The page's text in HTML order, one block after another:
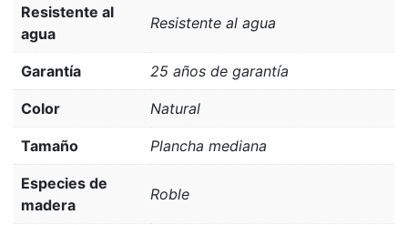
Resistente al
agua
Resistente al agua
Garantía 25 años de garantía
Color Natural
Tamaño Plancha mediana
Especies de
madera
Roble